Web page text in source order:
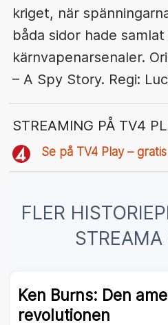
kriget, när
båda sidor hade
kärnvapenarsenaler.
– A Spy Story. Regi:
STREAMING PÅ TV4
Se på TV4 Play –
FLER
STREAMA
Ken Burns: Den
revolutionen